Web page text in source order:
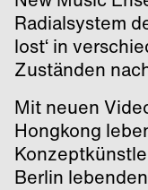
Radialsystem
lost‘ in
Zuständen
Mit neuen
Hongkong
Berlin